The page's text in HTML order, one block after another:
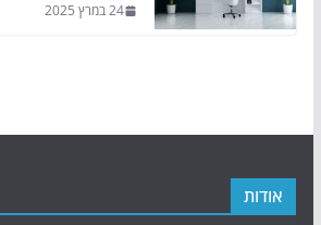
24 במרץ 2025
אודות